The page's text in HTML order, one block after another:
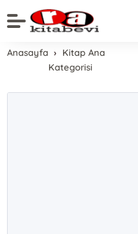
Anasayfa
Kitap Ana
Kategorisi